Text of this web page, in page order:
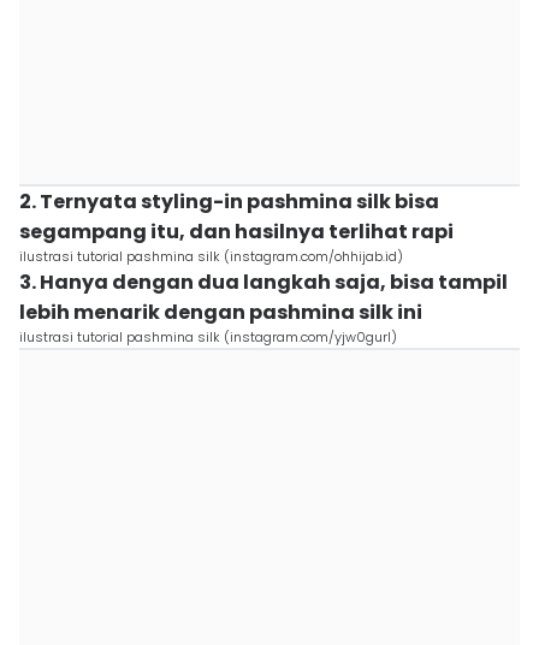
2. Ternyata styling-in pashmina silk bisa
segampang itu, dan hasilnya terlihat rapi
ilustrasi tutorial pashmina silk (instagram.com/ohhijab.id)
3. Hanya dengan dua langkah saja, bisa tampil
lebih menarik dengan pashmina silk ini
ilustrasi tutorial pashmina silk (instagram.com/yjw0gurl)